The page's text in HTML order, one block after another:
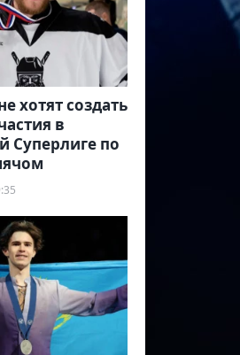
хотят создать
в
Суперлиге по